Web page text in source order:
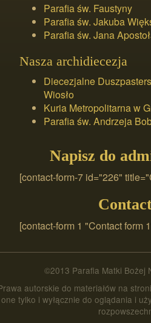
Parafia św. Faustyny
Parafia św. Jakuba
Parafia św. Jana
Nasza archidiecezja
Diecezjalne
Wiosło
Kuria Metropolitarna w
Parafia św. Andrzeja
Napisz do
[contact-form-7 id="226"
[contact-form 1 "Contact form
©2013 Parafia Matki Bożej
autorskie do materiałów na
one tylko i wyłącznie do oglądania i